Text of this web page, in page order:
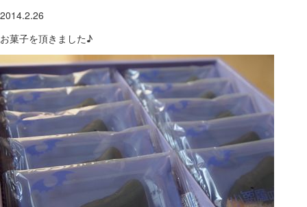
2014.2.26
お菓子を頂きました♪